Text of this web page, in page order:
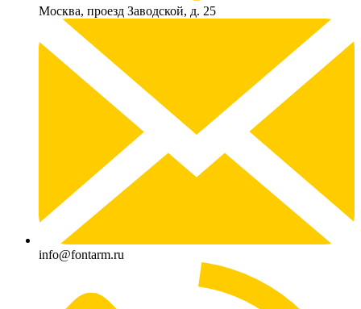
Москва, проезд Заводской, д. 25
info@fontarm.ru